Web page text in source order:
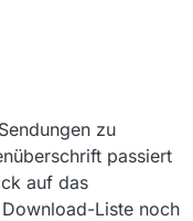
zu
passiert
auf das
Liste noch